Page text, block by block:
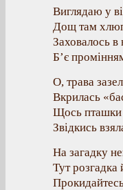
Виглядаю у
Дощ там
Заховалось в
Б’є
О, трава
Вкрилась
Щось пташки
Звідкись
На загадку
Тут розгадка